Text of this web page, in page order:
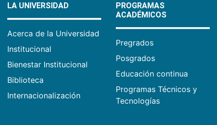
LA UNIVERSIDAD
Acerca de la Universidad
Institucional
Bienestar Institucional
Biblioteca
Internacionalización
PROGRAMAS
ACADÉMICOS
Pregrados
Posgrados
Educación continua
Programas Técnicos y
Tecnologías